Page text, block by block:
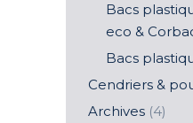
Bacs
eco &
Bacs
Cendriers &
Archives (4)